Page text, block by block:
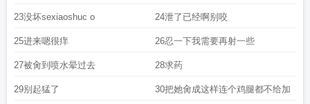
了
23没坏sexiaoshuc o 24泄了已经啊别咬
25进来嗯很痒 26忍一下我需要再射一些
27被肏到喷水晕过去 28求药
29别起猛了 30把她肏成这样连个鸡腿都不给加